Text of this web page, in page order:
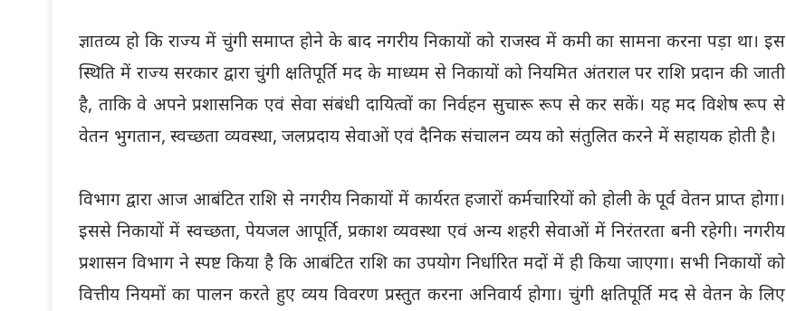
ज्ञातव्य हो कि राज्य में चुंगी समाप्त होने के बाद नगरीय निकायों को राजस्व में कमी का सामना करना पड़ा था। इस
स्थिति में राज्य सरकार द्वारा चुंगी क्षतिपूर्ति मद के माध्यम से निकायों को नियमित अंतराल पर राशि प्रदान की जाती
है, ताकि वे अपने प्रशासनिक एवं सेवा संबंधी दायित्वों का निर्वहन सुचारू रूप से कर सकें। यह मद विशेष रूप से
वेतन भुगतान, स्वच्छता व्यवस्था, जलप्रदाय सेवाओं एवं दैनिक संचालन व्यय को संतुलित करने में सहायक होती है।
विभाग द्वारा आज आबंटित राशि से नगरीय निकायों में कार्यरत हजारों कर्मचारियों को होली के पूर्व वेतन प्राप्त होगा।
इससे निकायों में स्वच्छता, पेयजल आपूर्ति, प्रकाश व्यवस्था एवं अन्य शहरी सेवाओं में निरंतरता बनी रहेगी। नगरीय
प्रशासन विभाग ने स्पष्ट किया है कि आबंटित राशि का उपयोग निर्धारित मदों में ही किया जाएगा। सभी निकायों को
वित्तीय नियमों का पालन करते हुए व्यय विवरण प्रस्तुत करना अनिवार्य होगा। चुंगी क्षतिपूर्ति मद से वेतन के लिए